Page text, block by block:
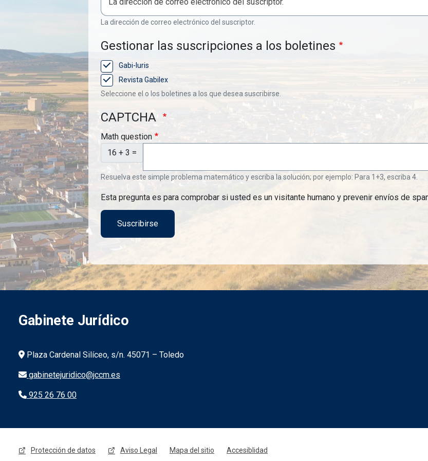
La dirección de correo electrónico del suscriptor.
Gestionar las suscripciones a los boletines
Gabi-Iuris
Revista Gabilex
Seleccione el o los boletines a los que desea suscribirse.
CAPTCHA
Math question
16 + 3 =
Resuelva este simple problema matemático y escriba la solución; por ejemplo: Para 1+3, escriba 4.
Esta pregunta es para comprobar si usted es un visitante humano y prevenir envíos de
Gabinete Jurídico
Información de la institución
Plaza Cardenal Silíceo, s/n. 45071 – Toledo
gabinetejuridico@jccm.es
925 26 76 00
Protección de datos Aviso Legal Mapa del sitio Accesiblidad